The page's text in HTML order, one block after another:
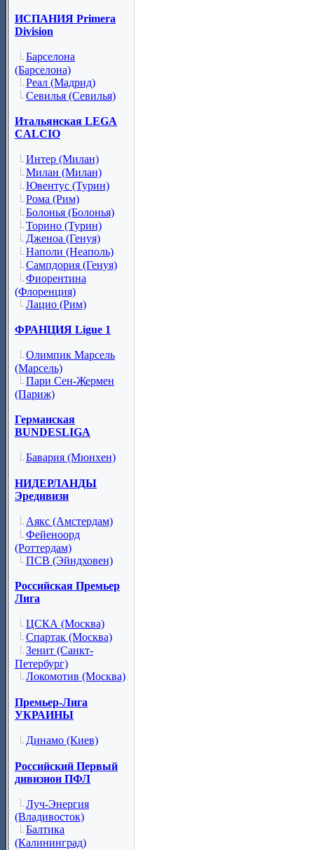
ИСПАНИЯ Primera
Division
Барселона
(Барселона)
Реал (Мадрид)
Севилья (Севилья)
Итальянская LEGA
CALCIO
Интер (Милан)
Милан (Милан)
Ювентус (Турин)
Рома (Рим)
Болонья (Болонья)
Торино (Турин)
Дженоа (Генуя)
Наполи (Неаполь)
Сампдория (Генуя)
Фиорентина
(Флоренция)
Лацио (Рим)
ФРАНЦИЯ Ligue 1
Олимпик Марсель
(Марсель)
Пари Сен-Жермен
(Париж)
Германская
BUNDESLIGA
Бавария (Мюнхен)
НИДЕРЛАНДЫ
Эредивизи
Аякс (Амстердам)
Фейеноорд
(Роттердам)
ПСВ (Эйндховен)
Российская Премьер
Лига
ЦСКА (Москва)
Спартак (Москва)
Зенит (Санкт-
Петербург)
Локомотив (Москва)
Премьер-Лига
УКРАИНЫ
Динамо (Киев)
Российский Первый
дивизион ПФЛ
Луч-Энергия
(Владивосток)
Балтика
(Калининград)